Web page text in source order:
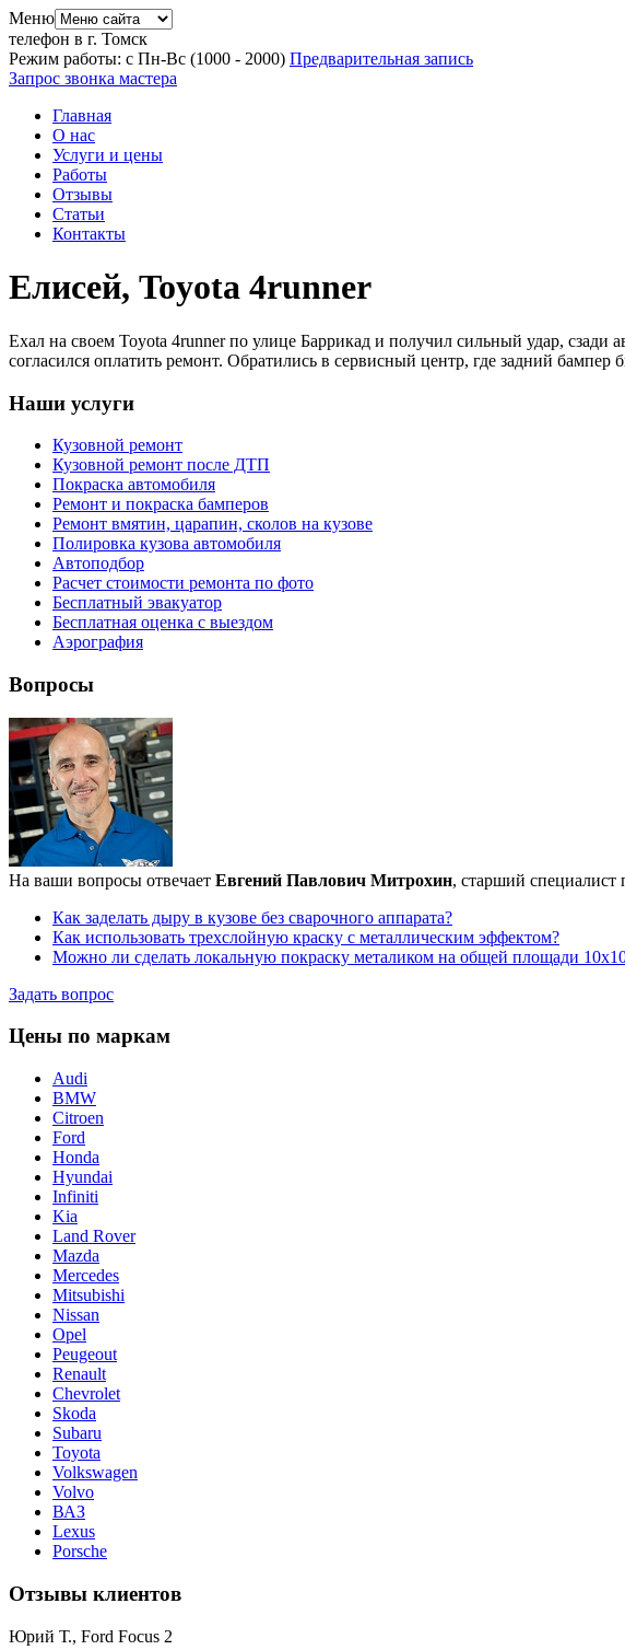
Меню
телефон в г. Томск
Режим работы: с Пн-Вс (1000 - 2000) Предварительная запись
Запрос звонка мастера
Главная
О нас
Услуги и цены
Работы
Отзывы
Статьи
Контакты
Елисей, Toyota 4runner
Ехал на своем Toyota 4runner по улице Баррикад и получил сильный удар,
согласился оплатить ремонт. Обратились в сервисный центр, где задний бампер
Наши услуги
Кузовной ремонт
Кузовной ремонт после ДТП
Покраска автомобиля
Ремонт и покраска бамперов
Ремонт вмятин, царапин, сколов на кузове
Полировка кузова автомобиля
Автоподбор
Расчет стоимости ремонта по фото
Бесплатный эвакуатор
Бесплатная оценка с выездом
Аэрография
Вопросы
На ваши вопросы отвечает Евгений Павлович Митрохин, старший специалист
Как заделать дыру в кузове без сварочного аппарата?
Как использовать трехслойную краску с металлическим эффектом?
Можно ли сделать локальную покраску металиком на общей площади
Задать вопрос
Цены по маркам
Audi
BMW
Citroen
Ford
Honda
Hyundai
Infiniti
Kia
Land Rover
Mazda
Mercedes
Mitsubishi
Nissan
Opel
Peugeout
Renault
Chevrolet
Skoda
Subaru
Toyota
Volkswagen
Volvo
ВАЗ
Lexus
Porsche
Отзывы клиентов
Юрий Т., Ford Focus 2